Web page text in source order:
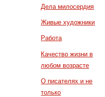
Дела милосердия
Живые художники
Работа
Качество жизни в
любом возрасте
О писателях и не
только